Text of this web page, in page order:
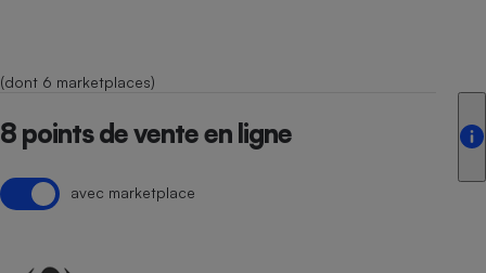
(dont 6 marketplaces)
8 points de vente en ligne
avec marketplace